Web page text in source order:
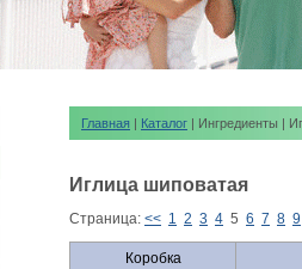
Главная | Каталог | Ингредиенты |
Иглица шиповатая
Страница: << 1 2 3 4 5 6 7 8 9
Коробка